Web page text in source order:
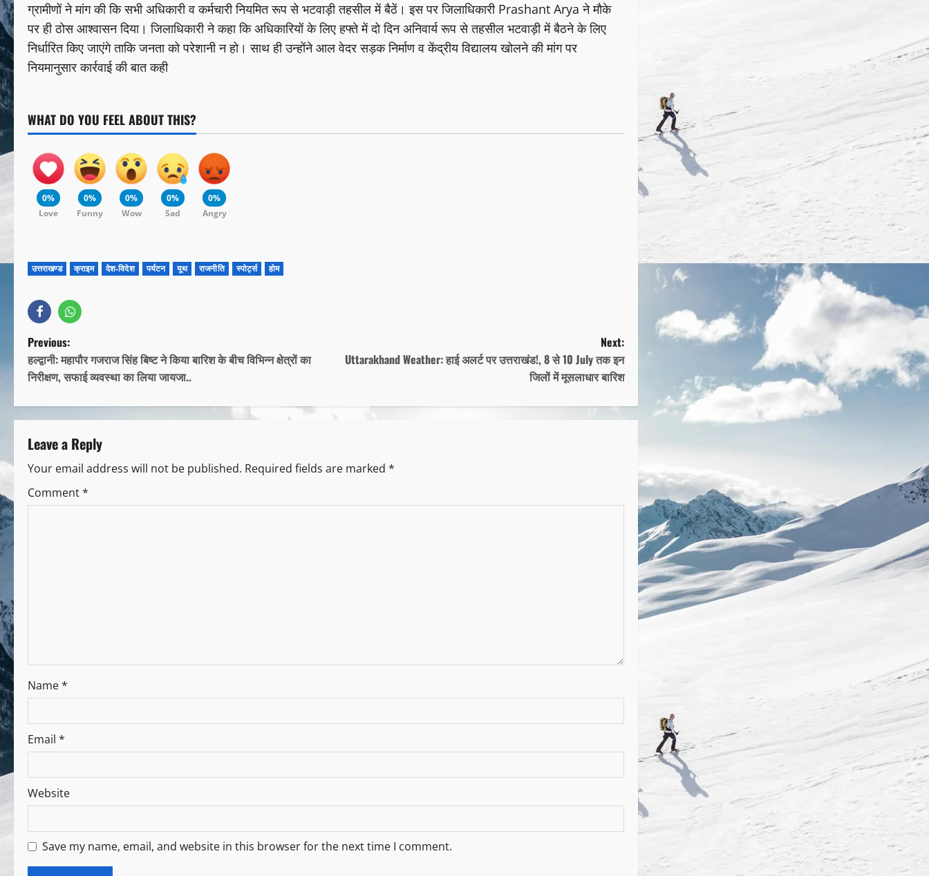
ग्रामीणों ने मांग की कि सभी अधिकारी व कर्मचारी नियमित रूप से भटवाड़ी तहसील में बैठें। इस पर जिलाधिकारी Prashant Arya ने मौके
पर ही ठोस आश्वासन दिया। जिलाधिकारी ने कहा कि अधिकारियों के लिए हफ्ते में दो दिन अनिवार्य रूप से तहसील भटवाड़ी में बैठने के लिए
निर्धारित किए जाएंगे ताकि जनता को परेशानी न हो। साथ ही उन्होंने आल वेदर सड़क निर्माण व केंद्रीय विद्यालय खोलने की मांग पर
नियमानुसार कार्रवाई की बात कही
WHAT DO YOU FEEL ABOUT THIS?
0%
Love
0%
Funny
0%
Wow
0%
Sad
0%
Angry
उत्तराखण्ड क्राइम देश-विदेश पर्यटन यूथ राजनीति स्पोर्ट्स होम
Previous:
हल्द्वानी: महापौर गजराज सिंह बिष्ट ने किया बारिश के बीच विभिन्न क्षेत्रों का
निरीक्षण, सफाई व्यवस्था का लिया जायजा..
Next:
Uttarakhand Weather: हाई अलर्ट पर उत्तराखंड!, 8 से 10 July तक इन
जिलों में मूसलाधार बारिश
Leave a Reply
Your email address will not be published. Required fields are marked *
Comment*
Name*
Email *
Website
Save my name, email, and website in this browser for the next time I comment.